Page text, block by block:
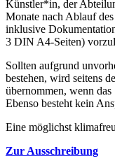
Künstler*in, der
Monate nach Ablauf
inklusive
3 DIN A4-Seiten)
Sollten aufgrund
bestehen, wird seitens
übernommen, wenn
Ebenso besteht kein
Eine möglichst
Zur Ausschreibung